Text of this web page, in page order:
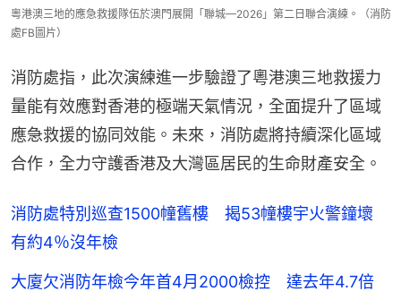
粵港澳三地的應急救援隊伍於澳門展開「聯城—2026」第二日聯合演練。（消防
處FB圖片）
消防處指，此次演練進一步驗證了粵港澳三地救援力
量能有效應對香港的極端天氣情況，全面提升了區域
應急救援的協同效能。未來，消防處將持續深化區域
合作，全力守護香港及大灣區居民的生命財產安全。
消防處特別巡查1500幢舊樓 揭53幢樓宇火警鐘壞
有約4％沒年檢
大廈欠消防年檢今年首4月2000檢控 達去年4.7倍